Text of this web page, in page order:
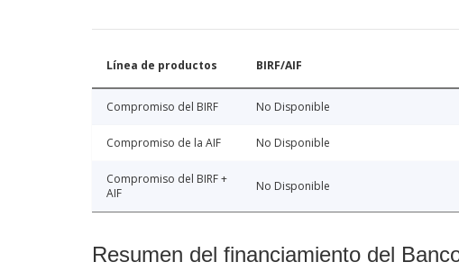
Línea de productos BIRF/AIF
Compromiso del BIRF No Disponible
Compromiso de la AIF No Disponible
Compromiso del BIRF +
AIF
No Disponible
Resumen del financiamiento del